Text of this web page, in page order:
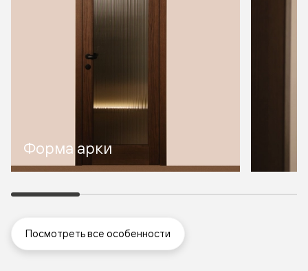
Форма арки
Посмотреть все особенности